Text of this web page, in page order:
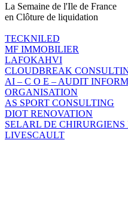
La Semaine de l'Ile de France
en Clôture de liquidation
TECKNILED
MF IMMOBILIER
LAFOKAHVI
CLOUDBREAK
AI – C O E – AUDIT
ORGANISATION
AS SPORT CONSULTING
DIOT RENOVATION
SELARL DE CHIRURGIENS
LIVESCAULT